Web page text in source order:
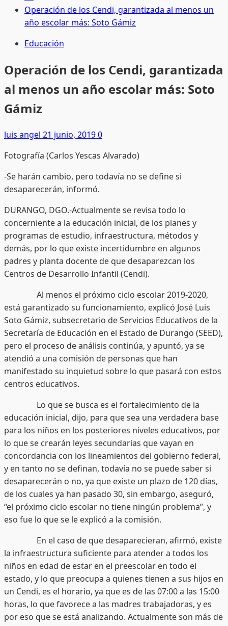
Operación de los Cendi, garantizada al menos un
año escolar más: Soto Gámiz
Educación
Operación de los Cendi, garantizada
al menos un año escolar más: Soto
Gámiz
luis angel 21 junio, 20190
Fotografía (Carlos Yescas Alvarado)
-Se harán cambio, pero todavía no se define si
desaparecerán, informó.
DURANGO, DGO.-Actualmente se revisa todo lo
concerniente a la educación inicial, de los planes y
programas de estudio, infraestructura, métodos y
demás, por lo que existe incertidumbre en algunos
padres y planta docente de que desaparezcan los
Centros de Desarrollo Infantil (Cendi).
Al menos el próximo ciclo escolar 2019-2020,
está garantizado su funcionamiento, explicó José Luis
Soto Gámiz, subsecretario de Servicios Educativos de la
Secretaría de Educación en el Estado de Durango (SEED),
pero el proceso de análisis continúa, y apuntó, ya se
atendió a una comisión de personas que han
manifestado su inquietud sobre lo que pasará con estos
centros educativos.
Lo que se busca es el fortalecimiento de la
educación inicial, dijo, para que sea una verdadera base
para los niños en los posteriores niveles educativos, por
lo que se crearán leyes secundarias que vayan en
concordancia con los lineamientos del gobierno federal,
y en tanto no se definan, todavía no se puede saber si
desaparecerán o no, ya que existe un plazo de 120 días,
de los cuales ya han pasado 30, sin embargo, aseguró,
“el próximo ciclo escolar no tiene ningún problema”, y
eso fue lo que se le explicó a la comisión.
En el caso de que desaparecieran, afirmó, existe
la infraestructura suficiente para atender a todos los
niños en edad de estar en el preescolar en todo el
estado, y lo que preocupa a quienes tienen a sus hijos en
un Cendi, es el horario, ya que es de las 07:00 a las 15:00
horas, lo que favorece a las madres trabajadoras, y es
por eso que se está analizando. Actualmente son más de